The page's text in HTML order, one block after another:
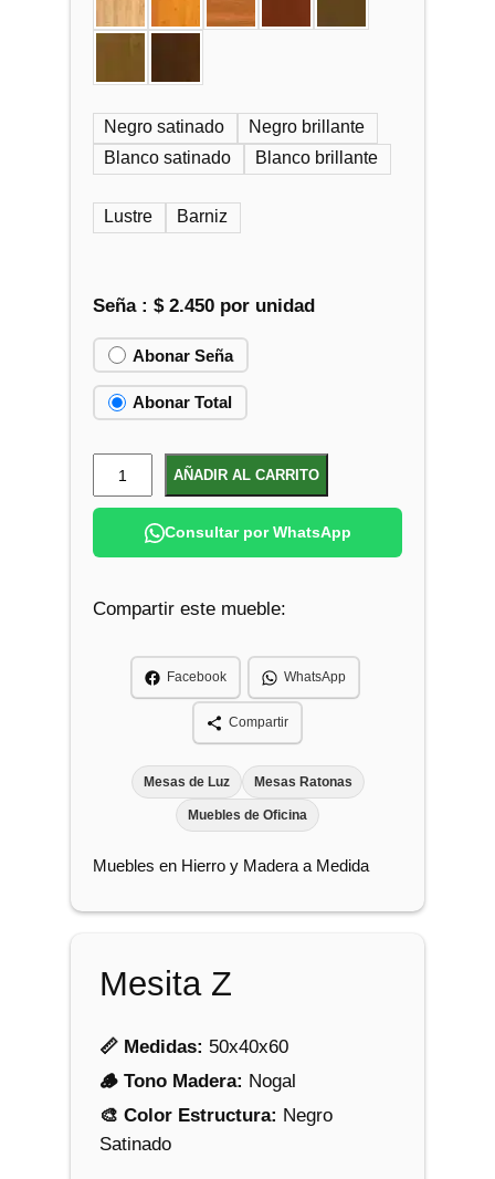
Negro satinado
Negro brillante
Blanco satinado
Blanco brillante
Lustre Barniz
Seña : $2.450por unidad
Abonar Total
Abonar Seña
e
i
a
d
AÑADIR AL CARRITO
Consultar por WhatsApp
Compartir este mueble:
Facebook WhatsApp
Compartir
Mesas de Luz Mesas Ratonas
Muebles de Oficina
Muebles en Hierro y Madera a Medida
Mesita Z
📏 Medidas: 50x40x60
🪵 Tono Madera: Nogal
🎨 Color Estructura: Negro
Satinado